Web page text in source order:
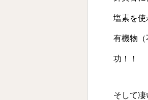
塩素を使
有機物（
功！！
そして